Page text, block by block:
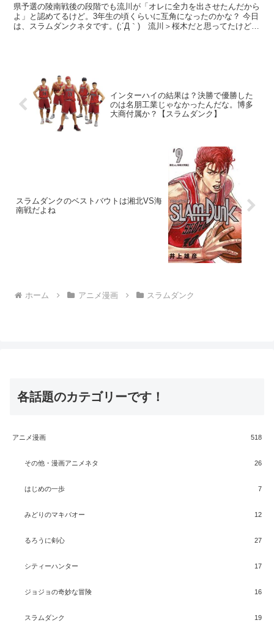
県予選の陵南戦後の段階でも流川が「オレに全力を出させたんだから
よ」と認めてるけど。3年生の頃くらいに互角になったのかな？ 今日
は、スラムダンクネタです。(;´Д｀) 流川＞桜木だと思ってたけど、
インターハイの結果は？決勝で優勝した
のは名朋工業じゃなかったんだな。博多
大商付属か？【スラムダンク】
スラムダンクのベストバウトは湘北VS海
南戦だよね
ホーム アニメ漫画 スラムダンク
各話題のカテゴリーです！
アニメ漫画 518
その他・漫画アニメネタ 26
はじめの一歩 7
みどりのマキバオー 12
るろうに剣心 27
シティーハンター 17
ジョジョの奇妙な冒険 16
スラムダンク 19